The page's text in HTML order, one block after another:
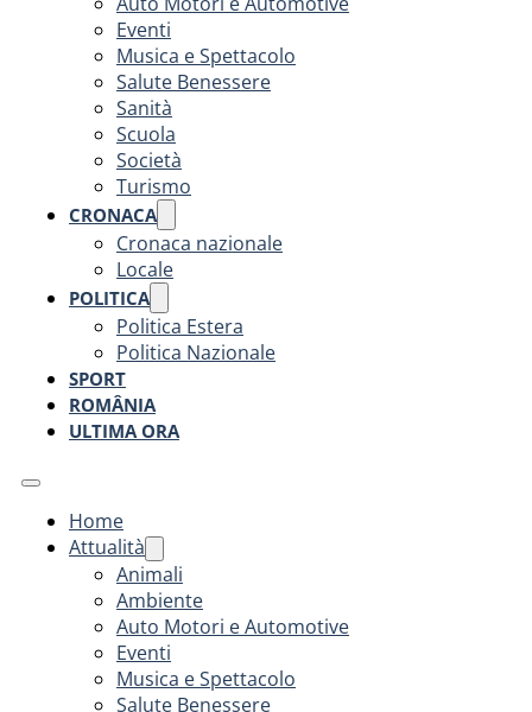
Eventi
Musica e Spettacolo
Salute Benessere
Sanità
Scuola
Società
Turismo
CRONACA
Cronaca nazionale
Locale
POLITICA
Politica Estera
Politica Nazionale
SPORT
ROMÂNIA
ULTIMA ORA
Home
Attualità
Animali
Ambiente
Auto Motori e Automotive
Eventi
Musica e Spettacolo
Salute Benessere